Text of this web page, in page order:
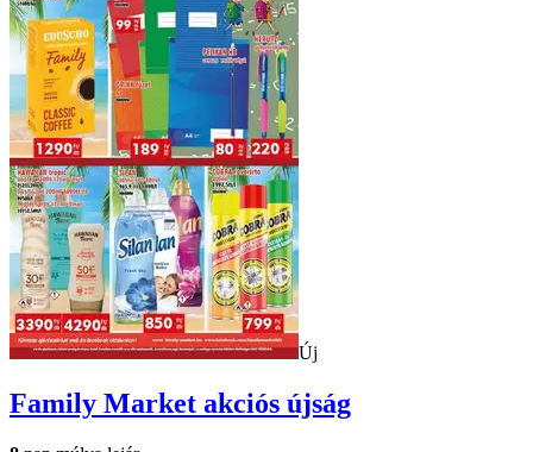
Új
Family Market akciós újság